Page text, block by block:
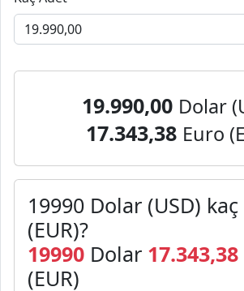
19.990,00 Dolar
17.343,38 Euro
19990 Dolar (USD)
(EUR)?
19990 Dolar 17.343,38
(EUR)